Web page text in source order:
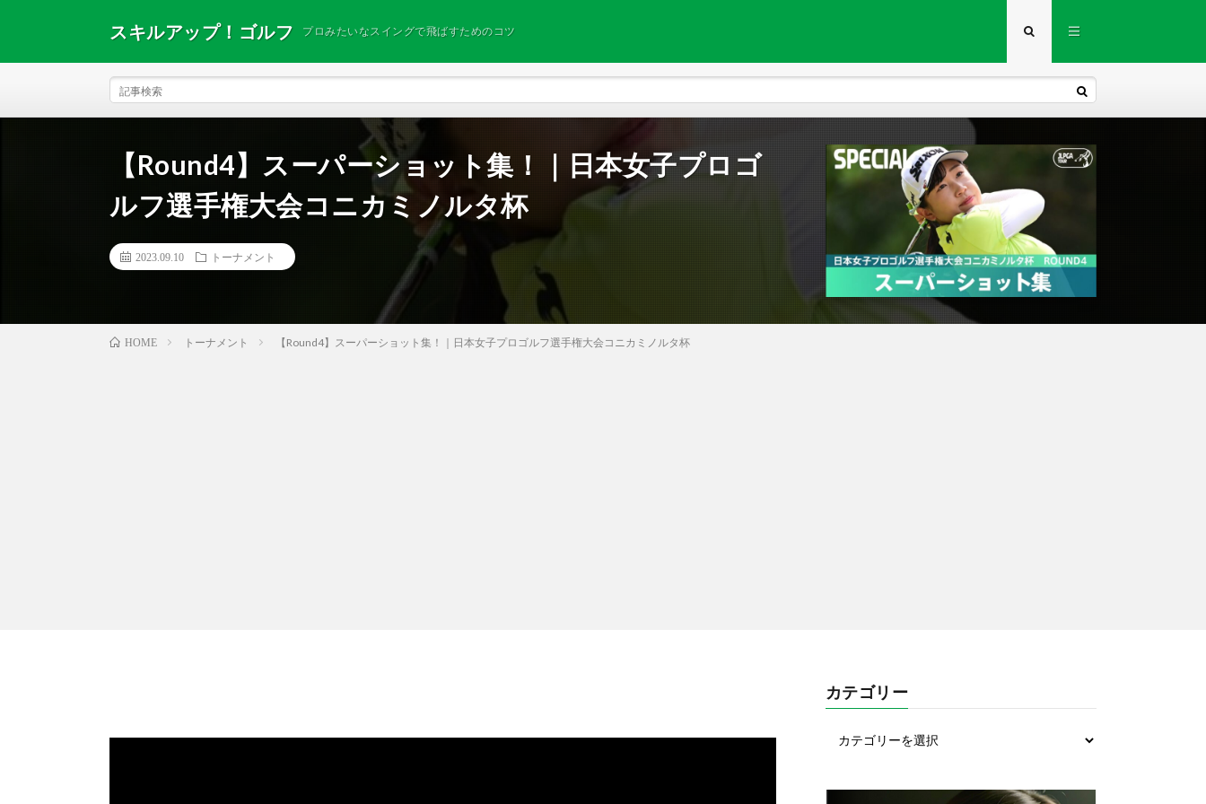
スキルアップ！ゴルフ プロみたいなスイングで飛ばすためのコツ
【Round4】スーパーショット集！｜日本女子プロゴ
ルフ選手権大会コニカミノルタ杯
2023.09.10 トーナメント
HOME トーナメント 【Round4】スーパーショット集！｜日本女子プロゴルフ選手権大会コニカミノルタ杯
カテゴリー